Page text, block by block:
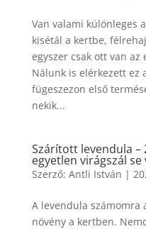
Van valami különleges
kisétál a kertbe,
egyszer csak ott van
Nálunk is elérkezett ez
fügeszezon első
nekik...
Szárított levendula
egyetlen virágszál se
Szerző: Antli István |
A levendula számomra
növény a kertben.